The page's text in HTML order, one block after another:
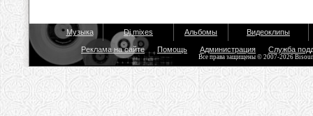
Музыка Dj mixes Альбомы Видеоклипы
Реклама на сайте Помощь Администрация Служба
Все права защищены © 2007-2026